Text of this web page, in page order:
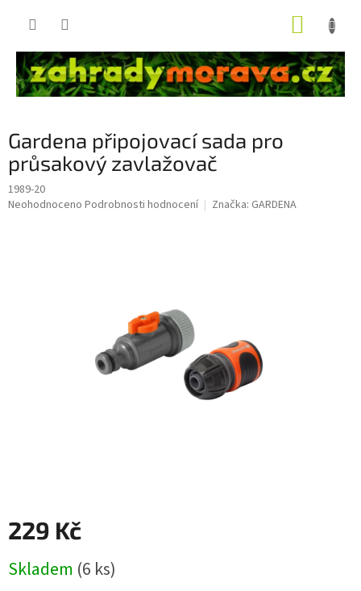
Gardena připojovací sada pro
průsakový zavlažovač
1989-20
Průměrné
Neohodnoceno Podrobnosti hodnocení Značka: GARDENA
229 Kč
cena:
Skladem (6 ks)